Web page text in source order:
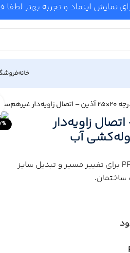
نمایش اینماد و تجربه بهتر
خانه
۲۰×۲۵ آذین – اتصال زاویه‌دار
آب
اتصال جوشی PP-R برای تغییر مسیر و تبدیل سایز